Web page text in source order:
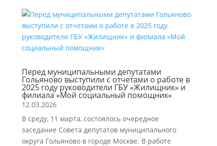
Перед муниципальными депутатами
Гольяново выступили с отчетами о работе в
2025 году руководители ГБУ «Жилищник» и
филиала «Мой социальный помощник»
12.03.2026
В среду, 11 марта, состоялось очередное
заседание Совета депутатов муниципального
округа Гольяново в городе Москве. В работе